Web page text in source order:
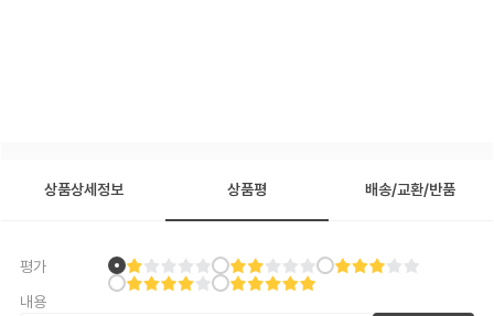
상품상세정보 상품평 배송/교환/반품
평가
내용